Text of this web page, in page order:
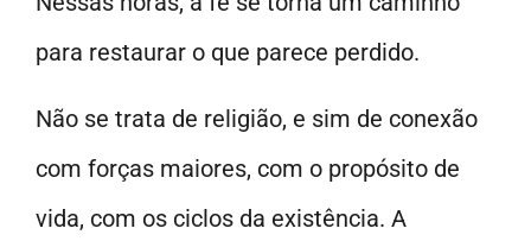
para restaurar o que parece perdido.
Não se trata de religião, e sim de conexão
com forças maiores, com o propósito de
vida, com os ciclos da existência. A